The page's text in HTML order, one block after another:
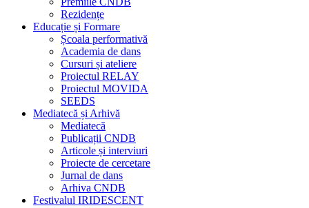
Rezidențe
Educație și Formare
Școala performativă
Academia de dans
Cursuri și ateliere
Proiectul RELAY
Proiectul MOVIDA
SEEDS
Mediatecă și Arhivă
Mediatecă
Publicații CNDB
Articole și interviuri
Proiecte de cercetare
Jurnal de dans
Arhiva CNDB
Festivalul IRIDESCENT